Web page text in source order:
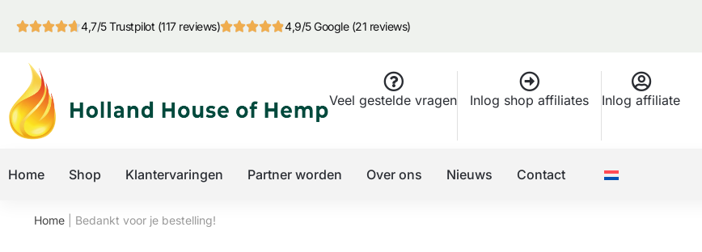
4,7/5 Trustpilot (117 reviews) 4,9/5 Google (21 reviews)
Veel gestelde vragen Inlog shop affiliates Inlog affiliate
Home Shop Klantervaringen Partner worden Over ons Nieuws Contact
Home| Bedankt voor je bestelling!